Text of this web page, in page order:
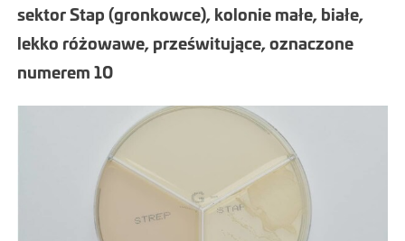
sektor Stap (gronkowce), kolonie małe, białe,
lekko różowawe, prześwitujące, oznaczone
numerem 10